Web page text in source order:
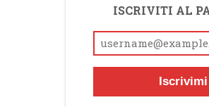
ISCRIVITI AL
Iscrivimi